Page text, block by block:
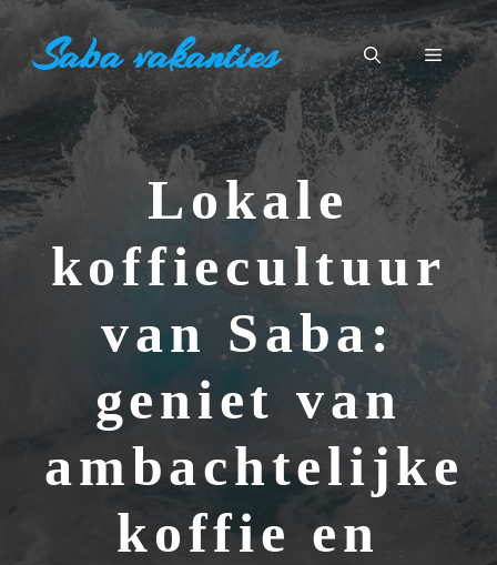
Saba vakanties Menu
Lokale
koffiecultuur
van Saba:
geniet van
ambachtelijke
koffie en